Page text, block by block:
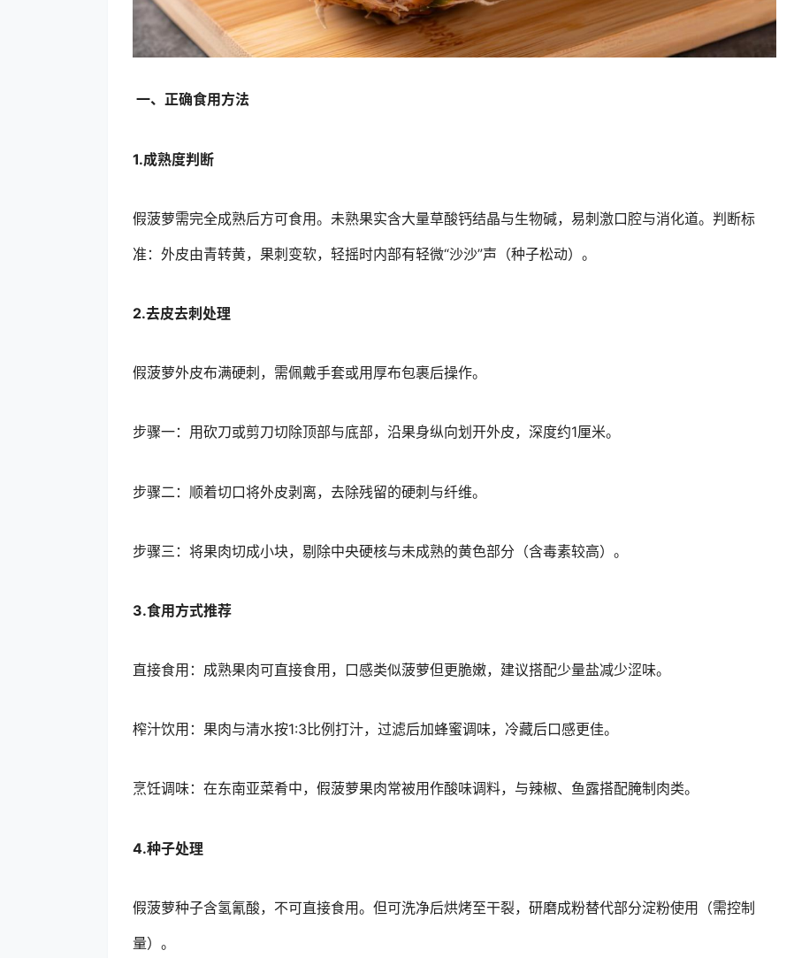
一、正确食用方法
1.成熟度判断
假菠萝需完全成熟后方可食用。未熟果实含大量草酸钙结晶与生物碱，易刺激口腔与消化道。判断标
准：外皮由青转黄，果刺变软，轻摇时内部有轻微“沙沙”声（种子松动）。
2.去皮去刺处理
假菠萝外皮布满硬刺，需佩戴手套或用厚布包裹后操作。
步骤一：用砍刀或剪刀切除顶部与底部，沿果身纵向划开外皮，深度约1厘米。
步骤二：顺着切口将外皮剥离，去除残留的硬刺与纤维。
步骤三：将果肉切成小块，剔除中央硬核与未成熟的黄色部分（含毒素较高）。
3.食用方式推荐
直接食用：成熟果肉可直接食用，口感类似菠萝但更脆嫩，建议搭配少量盐减少涩味。
榨汁饮用：果肉与清水按1:3比例打汁，过滤后加蜂蜜调味，冷藏后口感更佳。
烹饪调味：在东南亚菜肴中，假菠萝果肉常被用作酸味调料，与辣椒、鱼露搭配腌制肉类。
4.种子处理
假菠萝种子含氢氰酸，不可直接食用。但可洗净后烘烤至干裂，研磨成粉替代部分淀粉使用（需控制
量）。